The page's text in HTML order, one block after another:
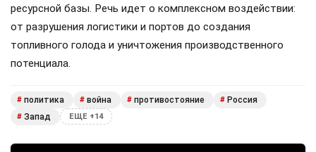
ресурсной базы. Речь идет о комплексном воздействии:
от разрушения логистики и портов до создания
топливного голода и уничтожения производственного
потенциала.
# политика # война # противостояние # Россия
# Запад ЕЩЕ +14